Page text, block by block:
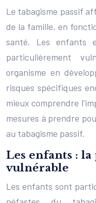
Le tabagisme passif
de la famille, en
santé. Les enfants
particulièrement
organisme en
risques spécifiques
mieux comprendre
mesures à prendre
au tabagisme passif.
Les enfants :
vulnérable
Les enfants sont